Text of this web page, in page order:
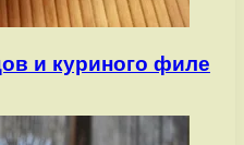
и куриного филе